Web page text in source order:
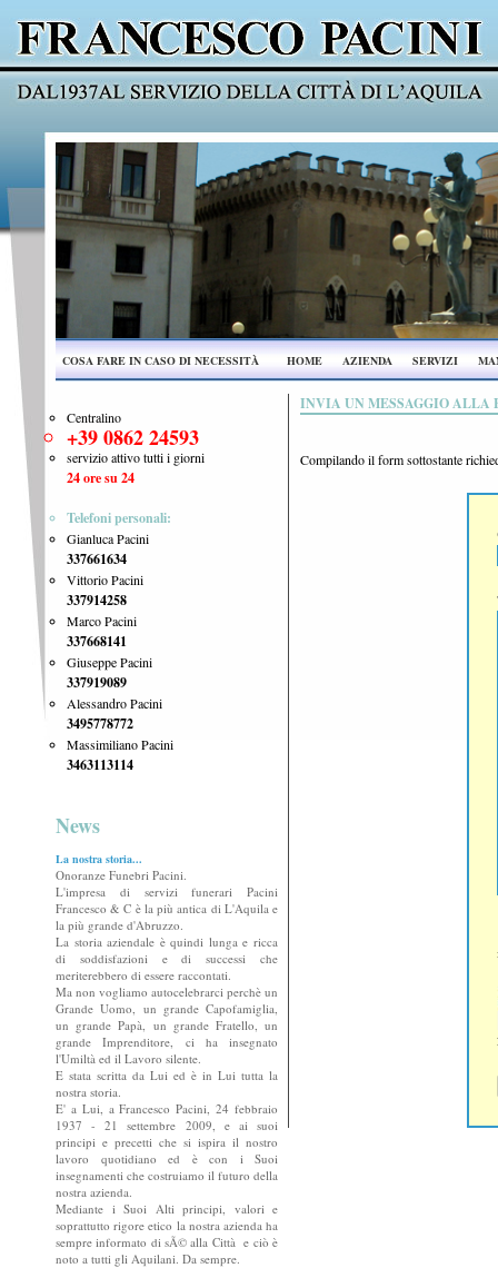
COSA FARE IN CASO DI NECESSITÀ HOME AZIENDA SERVIZI
Centralino
+39 0862 24593
servizio attivo tutti i giorni
24 ore su 24
Telefoni personali:
Gianluca Pacini
337661634
Vittorio Pacini
337914258
Marco Pacini
337668141
Giuseppe Pacini
337919089
Alessandro Pacini
3495778772
Massimiliano Pacini
3463113114
News
La nostra storia...
Onoranze Funebri Pacini.
L'impresa di servizi funerari Pacini
Francesco & C è la più antica di L'Aquila e
la più grande d'Abruzzo.
La storia aziendale è quindi lunga e ricca
di soddisfazioni e di successi che
meriterebbero di essere raccontati.
Ma non vogliamo autocelebrarci perchè un
Grande Uomo, un grande Capofamiglia,
un grande Papà, un grande Fratello, un
grande Imprenditore, ci ha insegnato
l'Umiltà ed il Lavoro silente.
E stata scritta da Lui ed è in Lui tutta la
nostra storia.
E' a Lui, a Francesco Pacini, 24 febbraio
1937 - 21 settembre 2009, e ai suoi
principi e precetti che si ispira il nostro
lavoro quotidiano ed è con i Suoi
insegnamenti che costruiamo il futuro della
nostra azienda.
Mediante i Suoi Alti principi, valori e
soprattutto rigore etico la nostra azienda ha
sempre informato di sÃ© alla Città e ciò è
noto a tutti gli Aquilani. Da sempre.
INVIA UN MESSAGGIO ALLA
Compilando il form sottostante